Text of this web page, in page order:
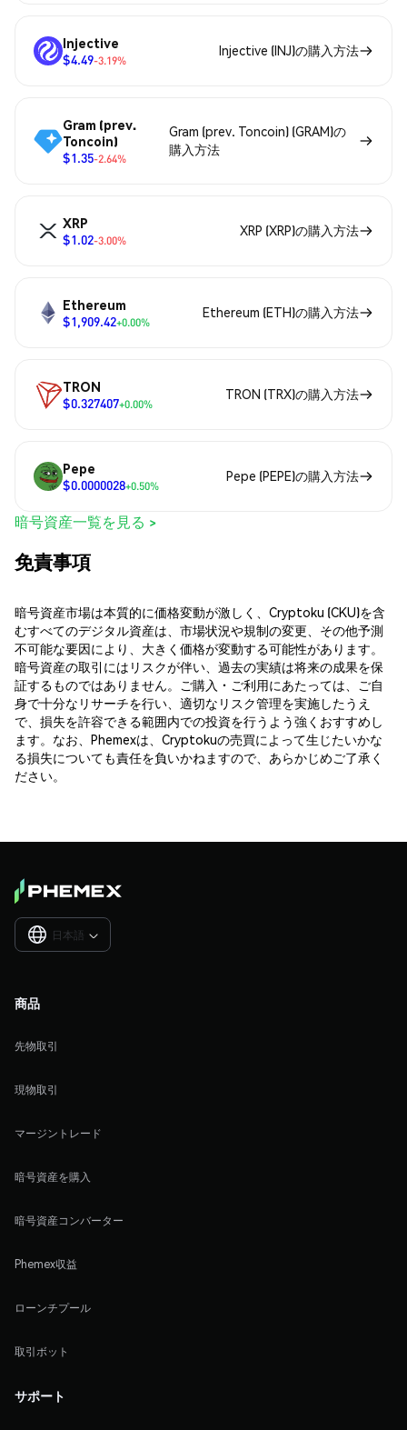
Injective
$4.49-3.19%
Injective (INJ)の購入方法
Gram (prev.
Toncoin)
$1.35-2.64%
Gram (prev. Toncoin) (GRAM)の
購入方法
XRP
$1.02-3.00%
XRP (XRP)の購入方法
Ethereum
$1,909.42+0.00%
Ethereum (ETH)の購入方法
TRON
$0.327407+0.00%
TRON (TRX)の購入方法
Pepe
$0.0000028+0.50%
Pepe (PEPE)の購入方法
暗号資産一覧を見る >
免責事項
暗号資産市場は本質的に価格変動が激しく、Cryptoku (CKU)を含
むすべてのデジタル資産は、市場状況や規制の変更、その他予測
不可能な要因により、大きく価格が変動する可能性があります。
暗号資産の取引にはリスクが伴い、過去の実績は将来の成果を保
証するものではありません。ご購入・ご利用にあたっては、ご自
身で十分なリサーチを行い、適切なリスク管理を実施したうえ
で、損失を許容できる範囲内での投資を行うよう強くおすすめし
ます。なお、Phemexは、Cryptokuの売買によって生じたいかな
る損失についても責任を負いかねますので、あらかじめご了承く
ださい。
日本語 
商品
先物取引
現物取引
マージントレード
暗号資産を購入
暗号資産コンバーター
Phemex収益
ローンチプール
取引ボット
サポート